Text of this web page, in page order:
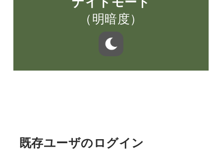
（明暗度）
既存ユーザのログイン